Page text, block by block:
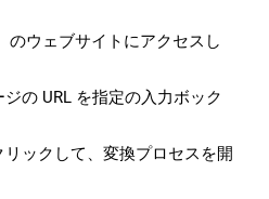
のウェブサイトにアクセスし
の URL を指定の入力ボック
リックして、変換プロセスを開